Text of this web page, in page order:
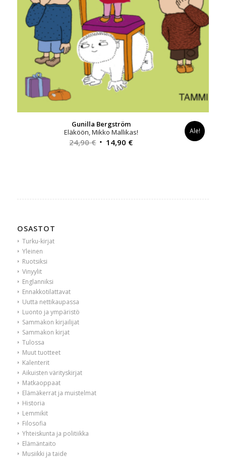
Gunilla Bergström
Eläköön, Mikko Mallikas!
24,90€ Alkuperäinen
14,90 €Nykyinen
Ale!
OSASTOT
Turku-kirjat
Yleinen
Ruotsiksi
Vinyylit
Englanniksi
Ennakkotilattavat
Uutta nettikaupassa
Luonto ja ympäristö
Sammakon kirjailijat
Sammakon kirjat
Tulossa
Muut tuotteet
Kalenterit
Aikuisten värityskirjat
Matkaoppaat
Elämäkerrat ja muistelmat
Historia
Lemmikit
Filosofia
Yhteiskunta ja politiikka
Elämäntaito
Musiikki ja taide